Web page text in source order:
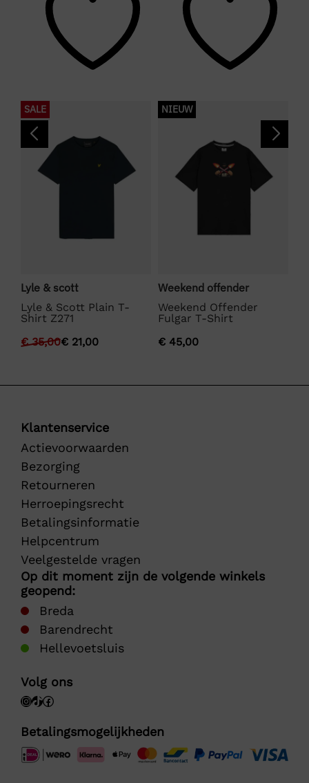
SALE
Lyle & scott
Lyle & Scott Plain T-
Shirt Z271
€35,00€ 21,00
NIEUW
Weekend offender
Weekend Offender
Fulgar T-Shirt
€ 45,00
Klantenservice
Actievoorwaarden
Bezorging
Retourneren
Herroepingsrecht
Betalingsinformatie
Helpcentrum
Veelgestelde vragen
Op dit moment zijn de volgende winkels
geopend:
Breda
Barendrecht
Hellevoetsluis
Volg ons
Betalingsmogelijkheden